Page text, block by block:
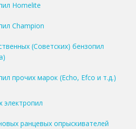
Homelite
Champion
(Советских) бензопил
прочих марок (Echo, Efco и т.д.)
электропил
ранцевых опрыскивателей